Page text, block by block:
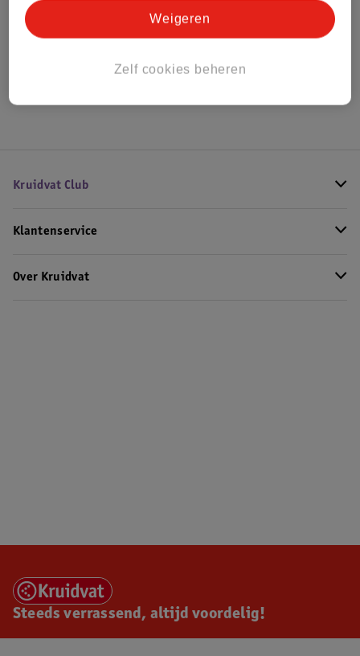
Bekijk ook
Kruidvat Club
Klantenservice
Over Kruidvat
Steeds verrassend, altijd voordelig!
Zelf cookies beheren
Weigeren